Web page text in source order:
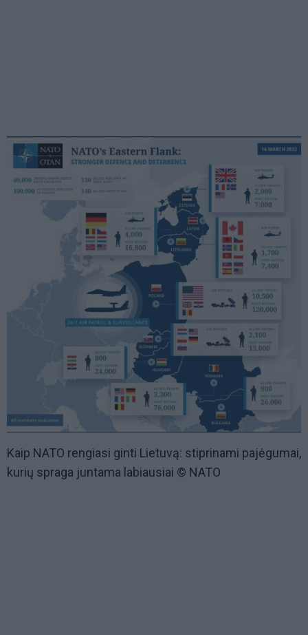
Kaip NATO rengiasi ginti Lietuvą: stiprinami pajėgumai,
kurių spraga juntama labiausiai © NATO